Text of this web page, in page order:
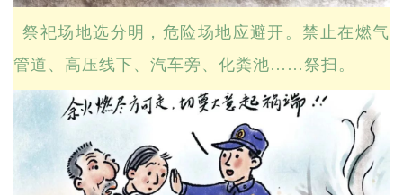
祭祀场地选分明，危险场地应避开。禁止在燃气
管道、高压线下、汽车旁、化粪池……祭扫。